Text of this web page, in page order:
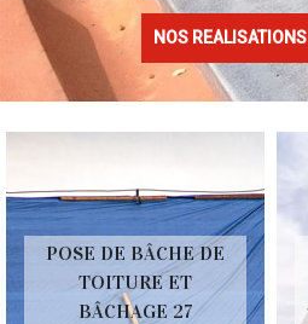
NOS REALISATIONS
POSE DE BÂCHE DE
TOITURE ET
BÂCHAGE 27